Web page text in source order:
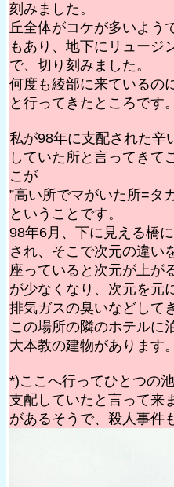
刻みました。
丘全体がコケが多いよう
もあり、地下にリュージ
で、切り刻みました。
何度も綾部に来ているの
と行ってきたところです。
私が98年に支配された辛
していた所と言ってきて
こが
”高い所でマがいた所=タ
ということです。
98年6月、下に見える橋
され、そこで次元の違い
座っていると次元が上が
が少なくなり、次元を元
排気ガスの臭いなどして
この場所の隣のホテルに
大本教の建物があります。
*)ここへ行ってひとつの
支配していたと言って来
があるそうで、殺人事件